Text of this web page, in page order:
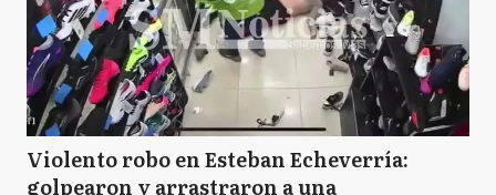
Violento robo en Esteban Echeverría:
golpearon y arrastraron a una